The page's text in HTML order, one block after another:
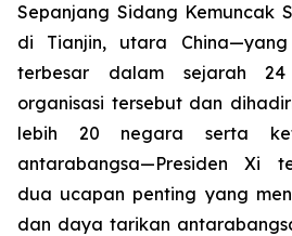
Sepanjang Sidang Kemuncak
di Tianjin, utara
terbesar dalam sejarah 24
organisasi tersebut dan
lebih 20 negara serta
antarabangsa—Presiden Xi
dua ucapan penting yang
dan daya tarikan